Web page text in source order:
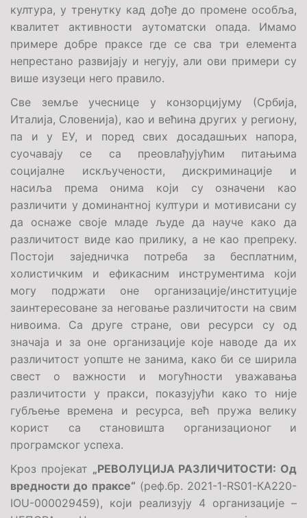
култура, у тренутку кад дође до промене особља,
квалитет активности аутоматски опада. Имамо
примере добре праксе где се сва три елемента
непрестано развијају и негују, али ови примери су
више изузеци него правило.
Све земље учеснице у конзорцијуму (Србија,
Италија, Словенија), као и већина других у региону,
па и у ЕУ, и поред свих досадашњих напора,
суочавају се са преовлађујућим питањима
социјалне искључености, дискриминације и
насиља према онима који су означени као
различити у доминантној култури и мотивисани су
да оснаже своје младе људе да науче како да
различитост виде као прилику, а не као препреку.
Постоји заједничка потреба за бесплатним,
холистичким и ефикасним инструментима који
могу подржати оне организације/институције
заинтересоване за неговање различитости на свим
нивоима. Са друге стране, ови ресурси су од
значаја и за оне организације које наводе да их
различитост уопште не занима, како би се ширила
свест о важности и могућности уважавања
различитости у пракси, показујући како то није
губљење времена и ресурса, већ пружа велику
корист са становишта организационог и
програмског успеха.
Кроз пројекат „РЕВОЛУЦИЈА РАЗЛИЧИТОСТИ: Од
вредности до праксе“ (реф.бр. 2021-1-RS01-КА220-
IOU-000029459), који реализују 4 организације –